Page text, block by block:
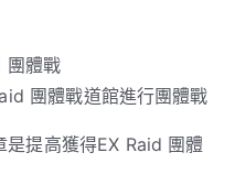
團體戰
團體戰道館進行團體戰
提高獲得EX Raid 團體